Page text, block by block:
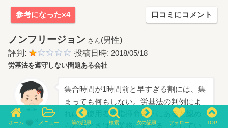
参考になった×4 口コミにコメント
ノンフリージョン さん(男性)
評判:
投稿日時: 2018/05/18
労基法を遵守しない問題ある会社
集合時間が1時間前と早すぎる割には、集
まっても何もしない。労基法の判例によ
れば「使用者の指揮命令下にあると認め
られるときは、業務にあたる」としてい
ホーム メニュー 前の記事 検索 次の記事 フォロー TOP